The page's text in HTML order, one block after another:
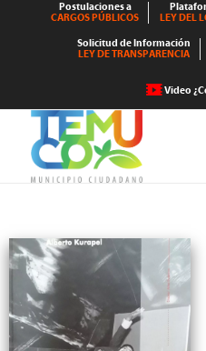
Postulaciones a
CARGOS PÚBLICOS
LEY DEL
Solicitud de Información
LEY DE TRANSPARENCIA
Video